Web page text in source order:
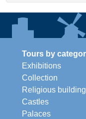
Tours by
Exhibitions
Collection
Religious
Castles
Palaces